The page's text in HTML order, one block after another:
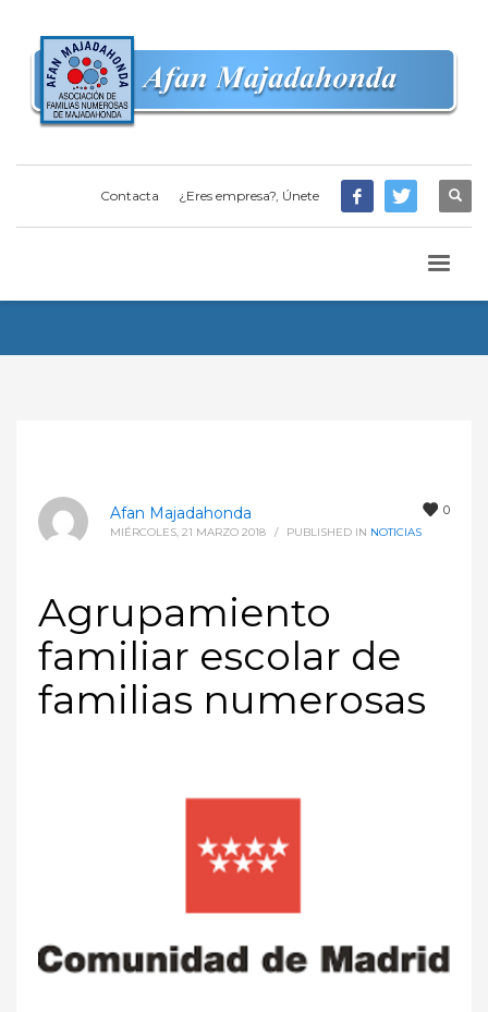
Contacta ¿Eres empresa?, Únete
0
Afan Majadahonda
MIÉRCOLES, 21 MARZO 2018 / PUBLISHED IN NOTICIAS
Agrupamiento
familiar escolar de
familias numerosas